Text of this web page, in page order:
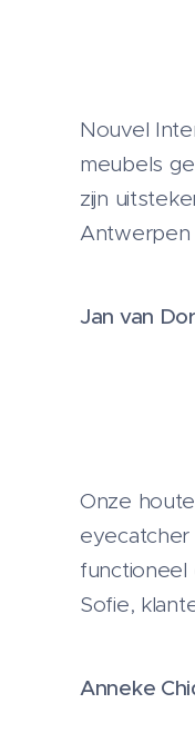
Nouvel
meubels
zijn
Antwerpen
Jan van
Onze
eyecatcher
functioneel
Sofie,
Anneke